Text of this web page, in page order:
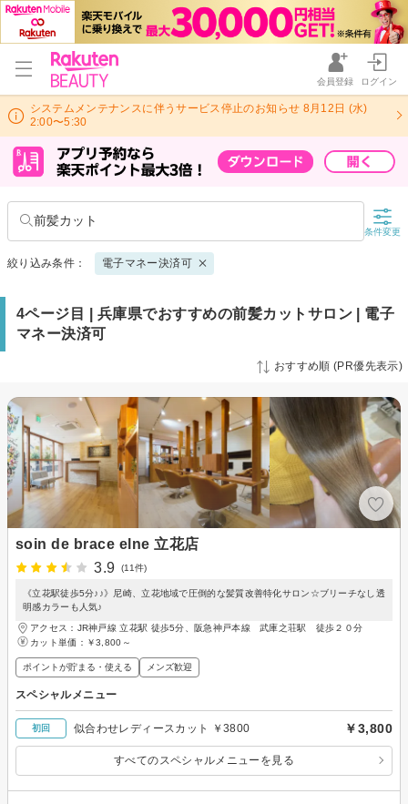
会員登録 ログイン
システムメンテナンスに伴うサービス停止のお知らせ 8月12日 (水)
2:00〜5:30
前髪カット
条件変更
絞り込み条件： 電子マネー決済可
4ページ目 | 兵庫県でおすすめの前髪カットサロン | 電子
マネー決済可
おすすめ順 (PR優先表示)
soin de brace elne 立花店
3.9
(11件)
《立花駅徒歩5分♪♪》尼崎、立花地域で圧倒的な髪質改善特化サロン☆ブリーチなし透
明感カラーも人気♪
アクセス：JR神戸線 立花駅 徒歩5分、阪急神戸本線 武庫之荘駅 徒歩２０分
カット単価： ￥3,800～
ポイントが貯まる・使える メンズ歓迎
スペシャルメニュー
初回 似合わせレディースカット ￥3800 ￥3,800
すべてのスペシャルメニューを見る